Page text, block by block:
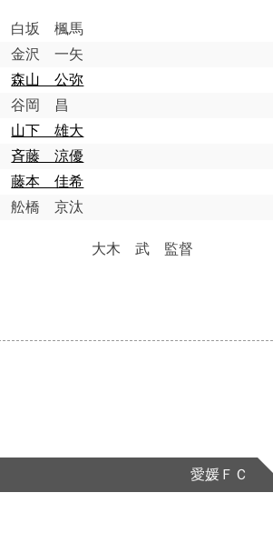
白坂 楓馬
金沢 一矢
森山 公弥
谷岡 昌
山下 雄大
斉藤 涼優
藤本 佳希
舩橋 京汰
大木 武 監督
愛媛ＦＣ